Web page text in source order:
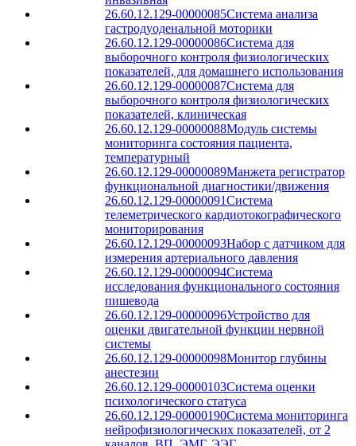
26.60.12.129-00000085Система анализа
гастродуоденальной моторики
26.60.12.129-00000086Система для
выборочного контроля физиологических
показателей, для домашнего использования
26.60.12.129-00000087Система для
выборочного контроля физиологических
показателей, клиническая
26.60.12.129-00000088Модуль системы
мониторинга состояния пациента,
температурный
26.60.12.129-00000089Манжета регистратор
функциональной диагностики/движения
26.60.12.129-00000091Система
телеметрического кардиотокографического
мониторирования
26.60.12.129-00000093Набор с датчиком для
измерения артериального давления
26.60.12.129-00000094Система
исследования функционального состояния
пишевода
26.60.12.129-00000096Устройство для
оценки двигательной функции нервной
системы
26.60.12.129-00000098Монитор глубины
анестезии
26.60.12.129-00000103Система оценки
психологического статуса
26.60.12.129-00000190Система мониторинга
нейрофизиологических показателей, от 2